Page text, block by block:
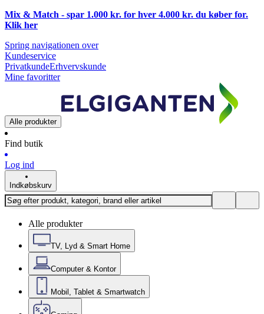
Mix & Match - spar 1.000 kr. for hver 4.000 kr. du køber for.
Klik her
Spring navigationen over
Kundeservice
PrivatkundeErhvervskunde
Mine favoritter
Alle produkter
Find butik
Log ind
Indkøbskurv
Alle produkter
TV, Lyd & Smart Home
Computer & Kontor
Mobil, Tablet & Smartwatch